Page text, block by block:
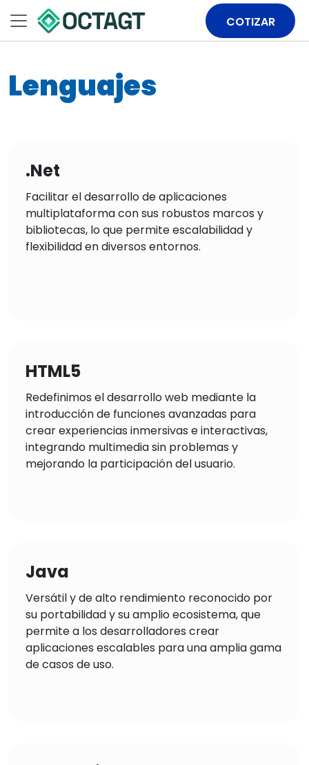
COTIZAR
Lenguajes
.Net
Facilitar el desarrollo de aplicaciones
multiplataforma con sus robustos marcos y
bibliotecas, lo que permite escalabilidad y
flexibilidad en diversos entornos.
HTML5
Redefinimos el desarrollo web mediante la
introducción de funciones avanzadas para
crear experiencias inmersivas e interactivas,
integrando multimedia sin problemas y
mejorando la participación del usuario.
Java
Versátil y de alto rendimiento reconocido por
su portabilidad y su amplio ecosistema, que
permite a los desarrolladores crear
aplicaciones escalables para una amplia gama
de casos de uso.